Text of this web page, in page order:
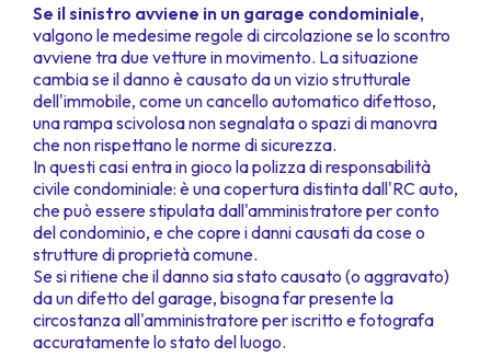
Se il sinistro avviene in un garage condominiale,
valgono le medesime regole di circolazione se lo scontro
avviene tra due vetture in movimento. La situazione
cambia se il danno è causato da un vizio strutturale
dell'immobile, come un cancello automatico difettoso,
una rampa scivolosa non segnalata o spazi di manovra
che non rispettano le norme di sicurezza.
In questi casi entra in gioco la polizza di responsabilità
civile condominiale: è una copertura distinta dall'RC auto,
che può essere stipulata dall'amministratore per conto
del condominio, e che copre i danni causati da cose o
strutture di proprietà comune.
Se si ritiene che il danno sia stato causato (o aggravato)
da un difetto del garage, bisogna far presente la
circostanza all'amministratore per iscritto e fotografa
accuratamente lo stato del luogo.